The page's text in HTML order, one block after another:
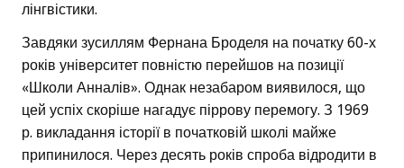
лінгвістики.
Завдяки зусиллям Фернана Броделя на початку 60-х
років університет повністю перейшов на позиції
«Школи Анналів». Однак незабаром виявилося, що
цей успіх скоріше нагадує піррову перемогу. З 1969
р. викладання історії в початковій школі майже
припинилося. Через десять років спроба відродити в